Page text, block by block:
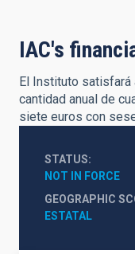
IAC's
El Instituto satisfará
cantidad anual de
siete euros con
STATUS
NOT IN FORCE
GEOGRAPHIC
ESTATAL